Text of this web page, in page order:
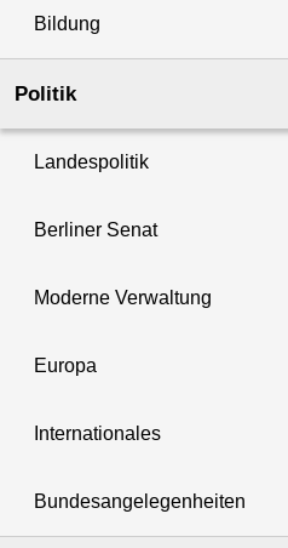
Bildung
Politik
Landespolitik
Berliner Senat
Moderne Verwaltung
Europa
Internationales
Bundesangelegenheiten